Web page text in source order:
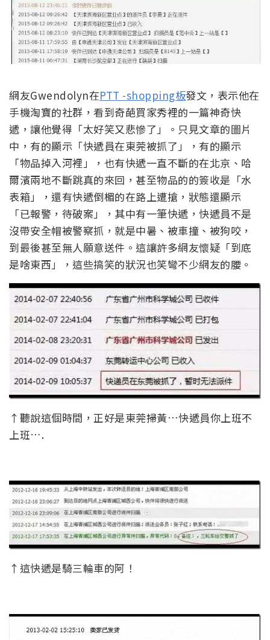
網友Gwendolyn在PTT -shopping板發文，表示他在
手機淘寶的社群，看到奇葩買家秀裡的一篇神奇快
遞，讓他覺得「太好笑又悲慘了」。只見文章的圖片
中，有的顯示「快遞員在東莞被抓了」，有的顯示
「物品掉入河裡」，也有快遞一直不斷的在北京、哈
爾濱兩地不斷跳真的來回，甚至物品的的簽收是「水
表箱」，還有快遞倒楣的在路上遭搶，狀態還顯示
「已報警，待破案」，其中有一筆快遞，快遞員不是
沒帶安全帽被警察抓，就是中暑、被車撞、被狗咬，
到最後甚至無人願意送件。這讓許多網友懷疑「到底
是啥東西」，這些搞笑的狀況也笑彎不少網友的腰。
↑聽說這個時間，正好是東莞掃黃…快遞員你上班不
上班….
↑這快遞是騎三輪車的阿！